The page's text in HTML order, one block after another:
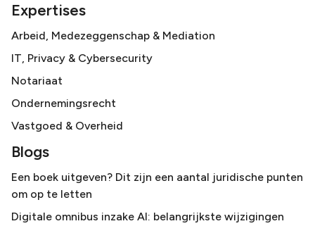
Expertises
Arbeid, Medezeggenschap & Mediation
IT, Privacy & Cybersecurity
Notariaat
Ondernemingsrecht
Vastgoed & Overheid
Blogs
Een boek uitgeven? Dit zijn een aantal juridische punten
om op te letten
Digitale omnibus inzake AI: belangrijkste wijzigingen